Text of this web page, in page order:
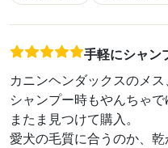
手軽にシャン
カニンヘンダックスのメス
シャンプー時もやんちゃ
またま見つけて購入。
愛犬の毛質に合うのか、乾